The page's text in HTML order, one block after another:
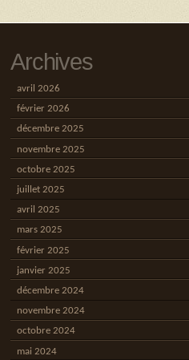
Archives
avril 2026
février 2026
décembre 2025
novembre 2025
octobre 2025
juillet 2025
avril 2025
mars 2025
février 2025
janvier 2025
décembre 2024
novembre 2024
octobre 2024
mai 2024